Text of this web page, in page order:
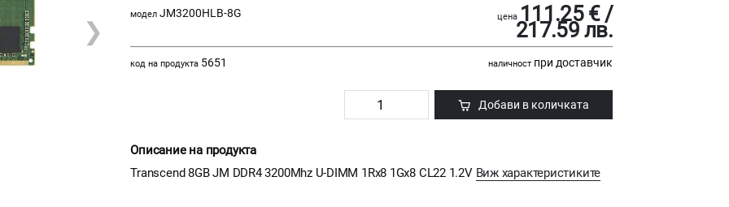
❯
модел JM3200HLB-8G цена 111.25 € /
217.59 лв.
код на продукта 5651 наличност при доставчик
Добави в количката
Описание на продукта
Transcend 8GB JM DDR4 3200Mhz U-DIMM 1Rx8 1Gx8 CL22 1.2V Виж характеристиките